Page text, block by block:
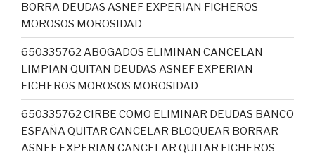
BORRA DEUDAS ASNEF EXPERIAN FICHEROS
MOROSOS MOROSIDAD
650335762 ABOGADOS ELIMINAN CANCELAN
LIMPIAN QUITAN DEUDAS ASNEF EXPERIAN
FICHEROS MOROSOS MOROSIDAD
650335762 CIRBE COMO ELIMINAR DEUDAS BANCO
ESPAÑA QUITAR CANCELAR BLOQUEAR BORRAR
ASNEF EXPERIAN CANCELAR QUITAR FICHEROS